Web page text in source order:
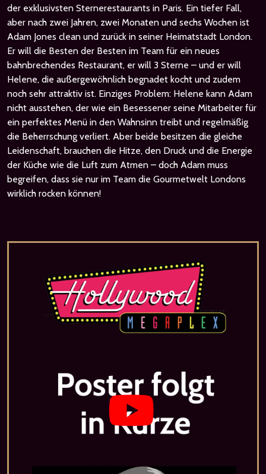
der exklusivsten Sternerestaurants in Paris. Ein tiefer Fall,
aber nach zwei Jahren, zwei Monaten und sechs Wochen ist
Adam Jones clean und zurück in seiner Heimatstadt London.
Er will die Besten der Besten im Team für ein neues
bahnbrechendes Restaurant, er will 3 Sterne – und er will
Helene, die außergewöhnlich begnadet kocht und zudem
noch sehr attraktiv ist. Einziges Problem: Helene kann Adam
nicht ausstehen, der wie ein Besessener seine Mitarbeiter für
ein perfektes Menü in den Wahnsinn treibt und regelmäßig
die Beherrschung verliert. Aber beide besitzen die gleiche
Leidenschaft, brauchen die Hitze, den Druck und die Energie
der Küche wie die Luft zum Atmen – doch Adam muss
begreifen, dass sie nur im Team die Gourmetwelt Londons
wirklich rocken können!